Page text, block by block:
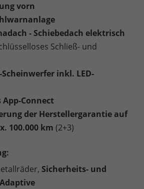
vorn
- Schiebedach elektrisch
Schließ- und
Scheinwerfer inkl. LED-
App-Connect
der Herstellergarantie auf
100.000 km (2+3)
Sicherheits- und